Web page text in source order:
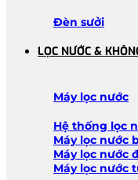
Đèn sưởi
LỌC NƯỚC &
Máy lọc nước
Hệ thống lọc
Máy lọc nước
Máy lọc nước
Máy lọc nước